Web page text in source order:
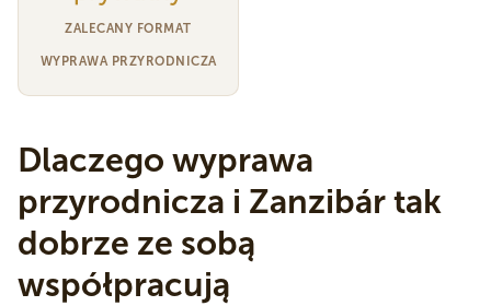
ZALECANY FORMAT
WYPRAWA PRZYRODNICZA
Dlaczego wyprawa
przyrodnicza i Zanzibár tak
dobrze ze sobą
współpracują